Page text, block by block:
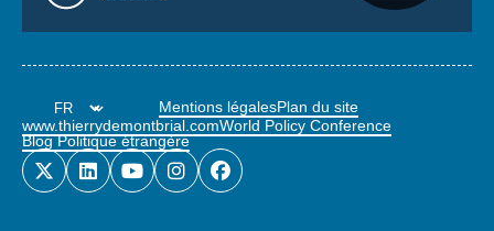
Mentions légalesPlan du site
www.thierrydemontbrial.comWorld Policy Conference
Blog Politique étrangère